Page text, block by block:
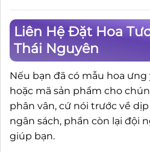
Liên Hệ Đặt Hoa
Thái Nguyên
Nếu bạn đã có mẫu hoa ưng
hoặc mã sản phẩm cho
phân vân, cứ nói trước về
ngân sách, phần còn lại đội
giúp bạn.